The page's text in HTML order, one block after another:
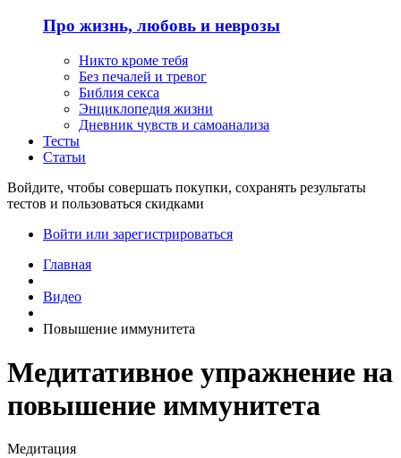
Про жизнь, любовь и неврозы
Никто кроме тебя
Без печалей и тревог
Библия секса
Энциклопедия жизни
Дневник чувств и самоанализа
Тесты
Статьи
Войдите, чтобы совершать покупки, сохранять результаты
тестов и пользоваться скидками
Войти или зарегистрироваться
Главная
Видео
Повышение иммунитета
Медитативное упражнение на
повышение иммунитета
Медитация